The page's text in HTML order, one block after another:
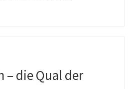
– die Qual der